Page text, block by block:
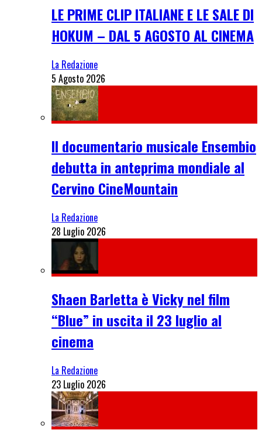
LE PRIME CLIP ITALIANE E LE SALE DI
HOKUM – DAL 5 AGOSTO AL CINEMA
La Redazione
5 Agosto 2026
Il documentario musicale Ensembio
debutta in anteprima mondiale al
Cervino CineMountain
La Redazione
28 Luglio 2026
Shaen Barletta è Vicky nel film
“Blue” in uscita il 23 luglio al
cinema
La Redazione
23 Luglio 2026